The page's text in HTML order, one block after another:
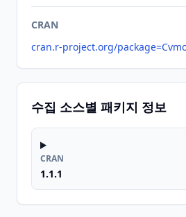
CRAN
cran.r-project.org/
수집 소스별 패키지 정보
CRAN
1.1.1